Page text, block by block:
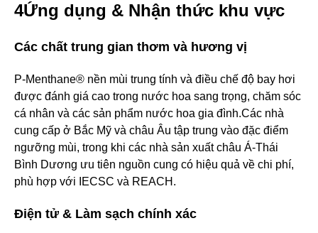
4Ứng dụng & Nhận thức khu vực
Các chất trung gian thơm và hương vị
P-Menthane® nền mùi trung tính và điều chế độ bay hơi
được đánh giá cao trong nước hoa sang trọng, chăm sóc
cá nhân và các sản phẩm nước hoa gia đình.Các nhà
cung cấp ở Bắc Mỹ và châu Âu tập trung vào đặc điểm
ngưỡng mùi, trong khi các nhà sản xuất châu Á-Thái
Bình Dương ưu tiên nguồn cung có hiệu quả về chi phí,
phù hợp với IECSC và REACH.
Điện tử & Làm sạch chính xác